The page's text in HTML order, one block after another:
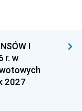
I
r. w
2027